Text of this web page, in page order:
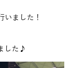
いました！
した♪